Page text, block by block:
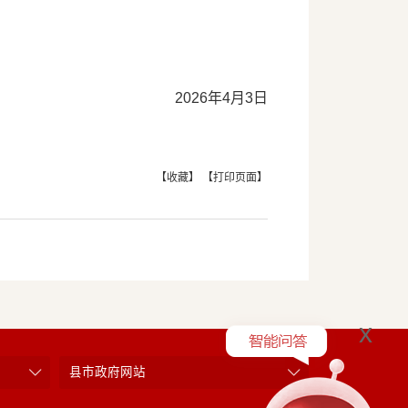
2026年4月3日
【收藏】 【打印页面】
县市政府网站
x